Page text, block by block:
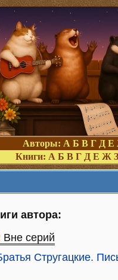
Авторы: А Б В Г Д Е
Книги: А Б В Г Д Е Ж З
автора:
Вне серий
Стругацкие.